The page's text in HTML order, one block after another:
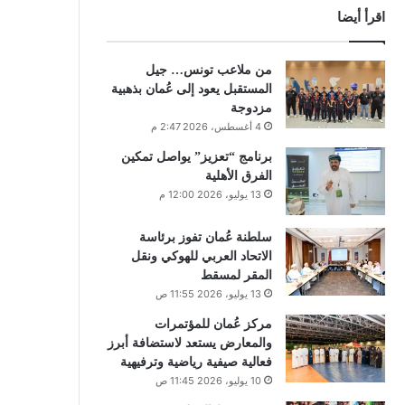
اقرأ أيضا
من ملاعب تونس… جيل
المستقبل يعود إلى عُمان بذهبية
مزدوجة
4 أغسطس، 2026 2:47 م
برنامج “تعزيز” يواصل تمكين
الفرق الأهلية
13 يوليو، 2026 12:00 م
سلطنة عُمان تفوز برئاسة
الاتحاد العربي للهوكي ونقل
المقر لمسقط
13 يوليو، 2026 11:55 ص
مركز عُمان للمؤتمرات
والمعارض يستعد لاستضافة أبرز
فعالية صيفية رياضية وترفيهية
10 يوليو، 2026 11:45 ص